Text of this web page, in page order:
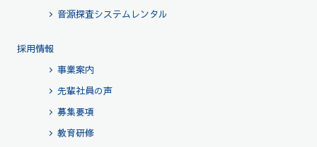
音源探査システムレンタル
採用情報
事業案内
先輩社員の声
募集要項
教育研修